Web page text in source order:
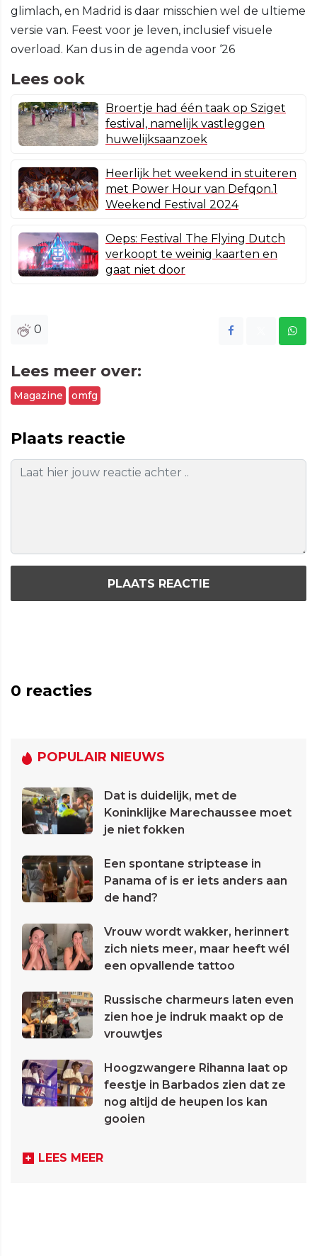
glimlach, en Madrid is daar misschien wel de ultieme
versie van. Feest voor je leven, inclusief visuele
overload. Kan dus in de agenda voor ‘26
Lees ook
Broertje had één taak op Sziget
festival, namelijk vastleggen
huwelijksaanzoek
Heerlijk het weekend in stuiteren
met Power Hour van Defqon.1
Weekend Festival 2024
Oeps: Festival The Flying Dutch
verkoopt te weinig kaarten en
gaat niet door
0
Lees meer over:
Magazine omfg
Plaats reactie
PLAATS REACTIE
0 reacties
POPULAIR NIEUWS
Dat is duidelijk, met de
Koninklijke Marechaussee moet
je niet fokken
Een spontane striptease in
Panama of is er iets anders aan
de hand?
Vrouw wordt wakker, herinnert
zich niets meer, maar heeft wél
een opvallende tattoo
Russische charmeurs laten even
zien hoe je indruk maakt op de
vrouwtjes
Hoogzwangere Rihanna laat op
feestje in Barbados zien dat ze
nog altijd de heupen los kan
gooien
LEES MEER